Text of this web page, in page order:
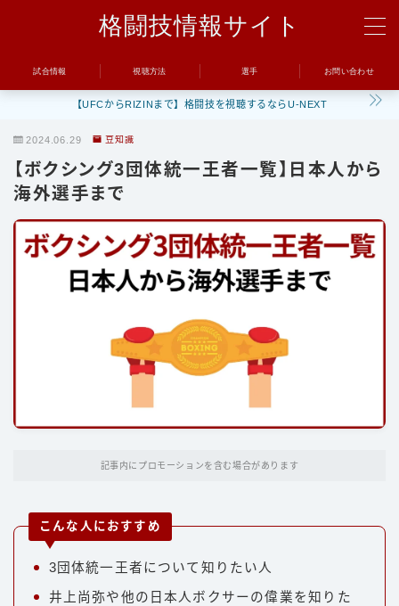
格闘技情報サイト
MENU
Bellator
RIZIN
ONE
BreakingDown
グラップリング
選手
試合情報 視聴方法 選手 お問い合わせ
【UFCからRIZINまで】格闘技を視聴するならU-NEXT
2024.06.29 豆知識
【ボクシング3団体統一王者一覧】日本人から
海外選手まで
記事内にプロモーションを含む場合があります
こんな人におすすめ
3団体統一王者について知りたい人
井上尚弥や他の日本人ボクサーの偉業を知りた